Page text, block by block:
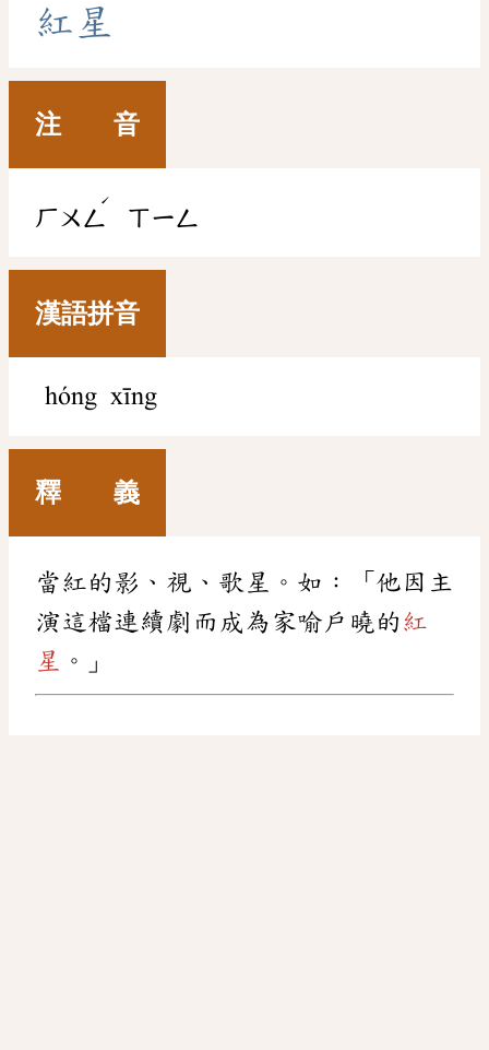
紅 星
注 音
ㄏㄨㄥ
ˊ
ㄒㄧㄥ
漢語拼音
hóng xīng
釋 義
當紅的影、視、歌星。如：「他因主
演這檔連續劇而成為家喻戶曉的 紅
星
。」